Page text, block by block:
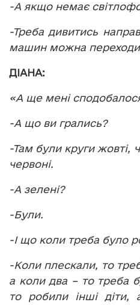
-А якщо немає
-Треба дивитись
машин можна
ДІАНА:
«А ще мені
-А що ви грались?
-Там були круги жовті,
червоні.
-А зелені?
-Були.
-І що коли треба було
-Коли плескали, то
а коли два – то треба
то робили інші діти,